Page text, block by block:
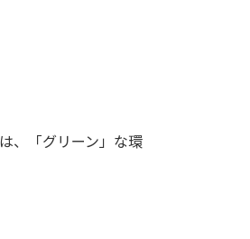
、「グリーン」な環